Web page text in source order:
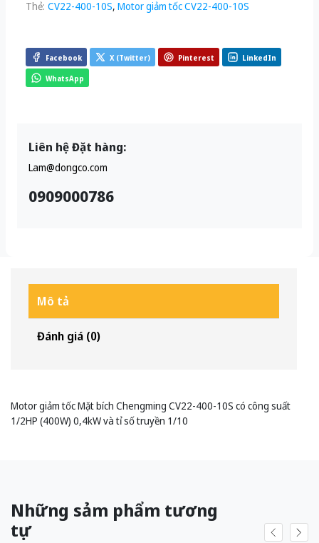
Thẻ: CV22-400-10S, Motor giảm tốc CV22-400-10S
Facebook X (Twitter) Pinterest LinkedIn
WhatsApp
Liên hệ Đặt hàng:
Lam@dongco.com
0909000786
Mô tả
Đánh giá (0)
Motor giảm tốc Mặt bích Chengming CV22-400-10S có công suất
1/2HP (400W) 0,4kW và tỉ số truyền 1/10
Những sảm phẩm tương
tự